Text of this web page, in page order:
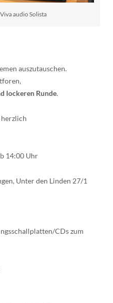
Viva audio Solista
auszutauschen.
lockeren Runde.
14:00 Uhr
Unter den Linden 27/1
CDs zum